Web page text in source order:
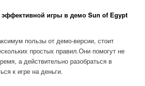
эффективной игры в демо Sun of Egypt
пользы от демо-версии, стоит
простых правил.Они помогут не
а действительно разобраться в
к игре на деньги.